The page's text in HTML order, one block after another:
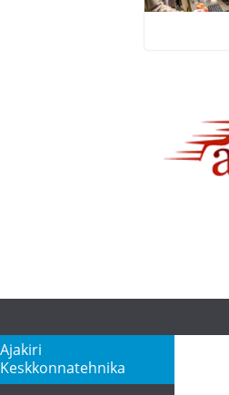
Ajakiri
Keskkonnatehnika